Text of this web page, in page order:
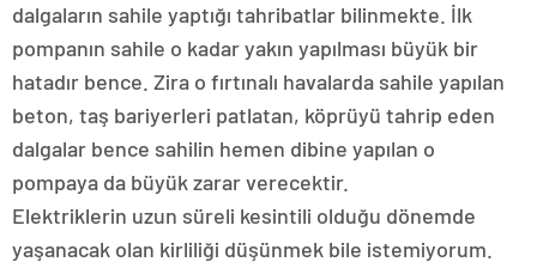
dalgaların sahile yaptığı tahribatlar bilinmekte. İlk
pompanın sahile o kadar yakın yapılması büyük bir
hatadır bence. Zira o fırtınalı havalarda sahile yapılan
beton, taş bariyerleri patlatan, köprüyü tahrip eden
dalgalar bence sahilin hemen dibine yapılan o
pompaya da büyük zarar verecektir.
Elektriklerin uzun süreli kesintili olduğu dönemde
yaşanacak olan kirliliği düşünmek bile istemiyorum.